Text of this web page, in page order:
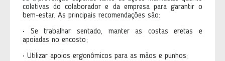
coletivas do colaborador e da empresa para garantir o
bem-estar. As principais recomendações são:
• Se trabalhar sentado, manter as costas eretas e
apoiadas no encosto;
• Utilizar apoios ergonômicos para as mãos e punhos;